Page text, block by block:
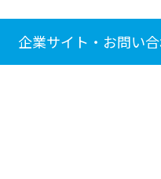
企業サイト・お問い